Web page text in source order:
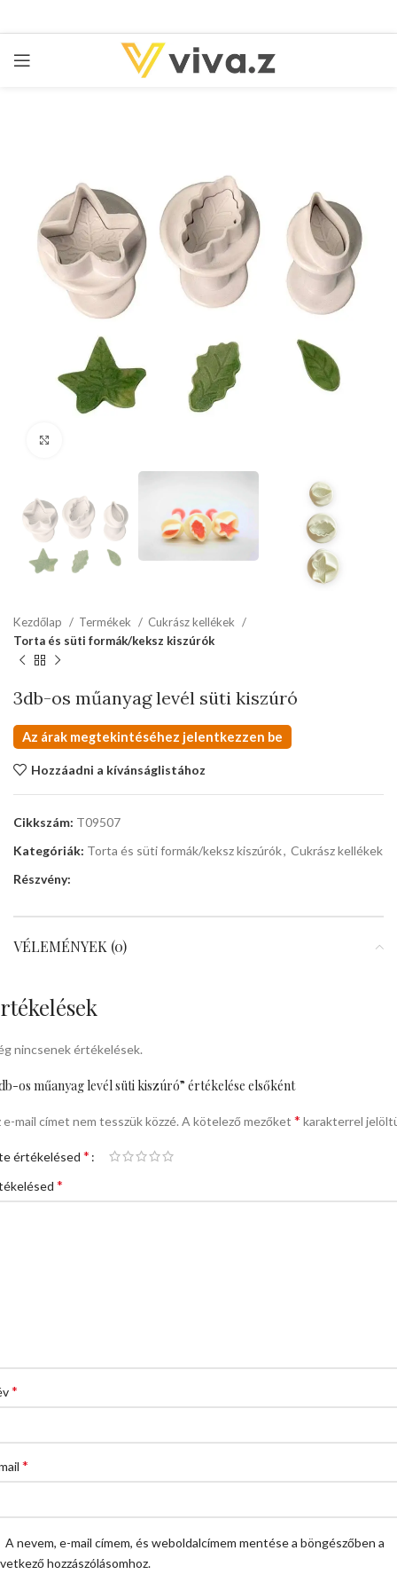
Kezdőlap Termékek
Cukrász kellékek
Torta és süti formák/keksz kiszúrók
3db-os műanyag levél süti kiszúró
Az árak megtekintéséhez jelentkezzen be
Hozzáadni a kívánságlistához
Cikkszám: T09507
Kategóriák: Torta és süti formák/keksz kiszúrók, Cukrász kellékek
Részvény:
VÉLEMÉNYEK (0)
nincsenek értékelések.
os műanyag levél süti kiszúró” értékelése elsőként
e-mail címet nem tesszük közzé. A kötelező mezőket * karakterrel
értékelésed *
*
*
*
A nevem, e-mail címem, és weboldalcímem mentése a böngészőben a
hozzászólásomhoz.